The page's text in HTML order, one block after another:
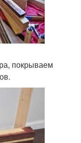
покрываем